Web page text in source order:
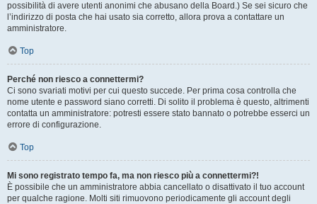
possibilità di avere utenti anonimi che abusano della Board.) Se sei sicuro che
l’indirizzo di posta che hai usato sia corretto, allora prova a contattare un
amministratore.
Top
Perché non riesco a connettermi?
Ci sono svariati motivi per cui questo succede. Per prima cosa controlla che
nome utente e password siano corretti. Di solito il problema è questo, altrimenti
contatta un amministratore: potresti essere stato bannato o potrebbe esserci un
errore di configurazione.
Top
Mi sono registrato tempo fa, ma non riesco più a connettermi?!
È possibile che un amministratore abbia cancellato o disattivato il tuo account
per qualche ragione. Molti siti rimuovono periodicamente gli account degli